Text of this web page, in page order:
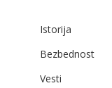
Istorija
Bezbednost
Vesti